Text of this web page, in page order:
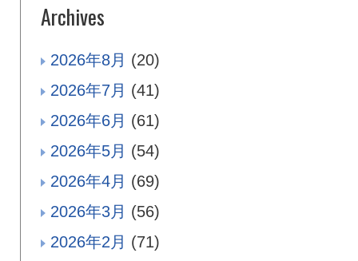
Archives
2026年8月 (20)
2026年7月 (41)
2026年6月 (61)
2026年5月 (54)
2026年4月 (69)
2026年3月 (56)
2026年2月 (71)